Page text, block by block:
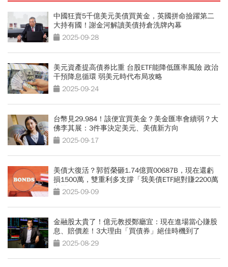
中國狂賣5千億美元美債買黃金，英國拼命撿躍第二
大持有國！謝金河解讀美債持倉洗牌內幕
2025-09-28
美元資產提高債券比重 台股ETF能降低匯率風險 政治
干預降息循環 弱美元時代布局攻略
2025-09-24
台幣見29.984！該便宜買美金？美金匯率會續弱？大
佛李其展：3件事決定美元、美債新方向
2025-09-17
美債大復活？郭哲榮砸1.74億買00687B，現在還虧
損1500萬，雙重利多支撐「我美債ETF絕對賺2200萬
出場」
2025-09-09
金融股太貴了！億元教授鄭廳宜：現在進場當心賺股
息、賠價差！3大理由「買債券」絕佳時機到了
2025-08-29